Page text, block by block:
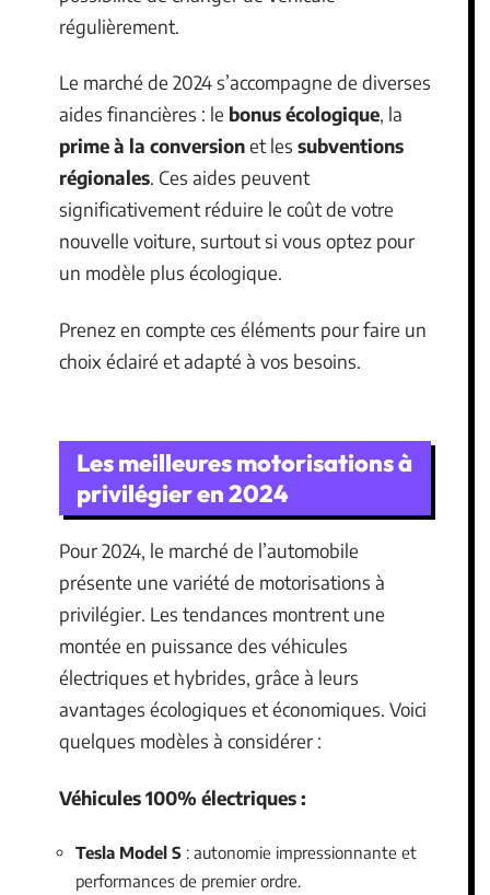
régulièrement.
Le marché de 2024 s’accompagne de diverses
aides financières : le bonus écologique, la
prime à la conversionet les subventions
régionales. Ces aides peuvent
significativement réduire le coût de votre
nouvelle voiture, surtout si vous optez pour
un modèle plus écologique.
Prenez en compte ces éléments pour faire un
choix éclairé et adapté à vos besoins.
Les meilleures motorisations à
privilégier en 2024
Pour 2024, le marché de l’automobile
présente une variété de motorisations à
privilégier. Les tendances montrent une
montée en puissance des véhicules
électriques et hybrides, grâce à leurs
avantages écologiques et économiques. Voici
quelques modèles à considérer :
Véhicules 100% électriques :
Tesla Model S : autonomie impressionnante et
performances de premier ordre.